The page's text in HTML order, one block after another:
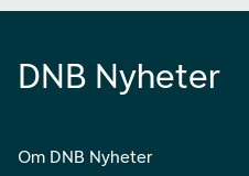
DNB Nyheter
Om DNB Nyheter